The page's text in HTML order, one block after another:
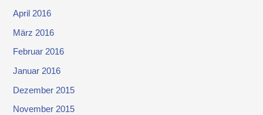
April 2016
März 2016
Februar 2016
Januar 2016
Dezember 2015
November 2015